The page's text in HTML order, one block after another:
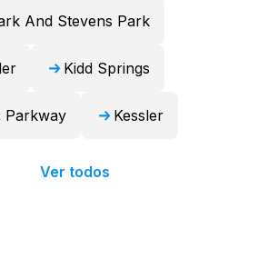
And Stevens Park
Kidd Springs
Parkway Kessler
Ver todos